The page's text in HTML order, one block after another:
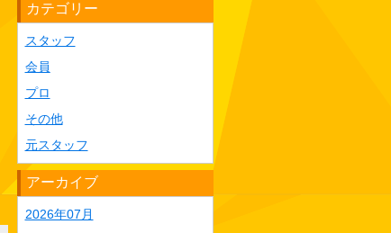
カテゴリー
スタッフ
会員
プロ
その他
元スタッフ
アーカイブ
2026年07月